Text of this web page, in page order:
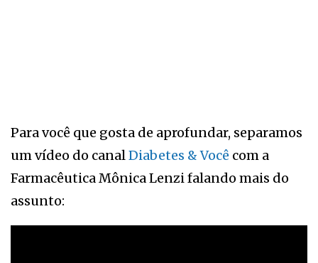
Para você que gosta de aprofundar, separamos
um vídeo do canalDiabetes & Você com a
Farmacêutica Mônica Lenzi falando mais do
assunto: